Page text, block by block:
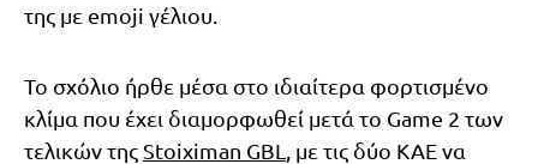
της με emoji γέλιου.
Το σχόλιο ήρθε μέσα στο ιδιαίτερα φορτισμένο
κλίμα που έχει διαμορφωθεί μετά το Game 2 των
τελικών της Stoiximan GBL
, με τις δύο ΚΑΕ να